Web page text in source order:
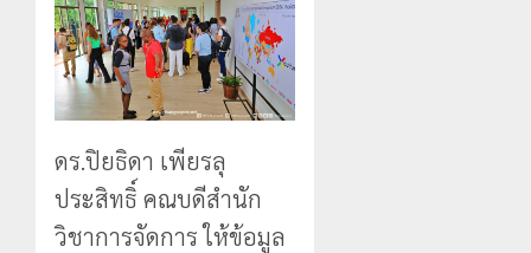
ดร.ปิยธิดา เพียรลุ
ประสิทธิ์ คณบดีสำนัก
วิชาการจัดการ ให้ข้อมูล